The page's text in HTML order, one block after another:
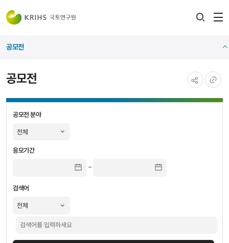
공모전
공모전
공모전
검색-
공모전
공모전 분야
응모기간
~
검색어